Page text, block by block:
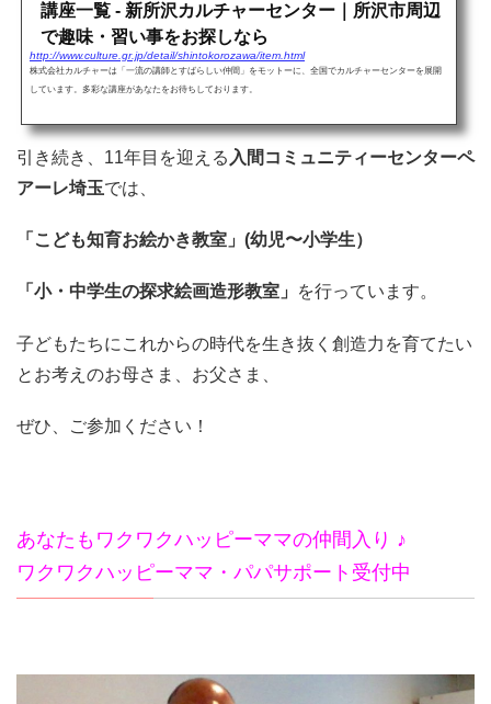
講座一覧 - 新所沢カルチャーセンター｜所沢市周辺
で趣味・習い事をお探しなら
http://www.culture.gr.jp/detail/shintokorozawa/item.html
株式会社カルチャーは「一流の講師とすばらしい仲間」をモットーに、全国でカルチャーセンターを展開
しています。多彩な講座があなたをお待ちしております。
引き続き、11年目を迎える 入間コミュニティーセンターペ
アーレ埼玉では、
「こども知育お絵かき教室」(幼児〜小学生）
「小・中学生の探求絵画造形教室」 を行っています。
子どもたちにこれからの時代を生き抜く創造力を育てたい
とお考えのお母さま、お父さま、
ぜひ、ご参加ください！
あなたもワクワクハッピーママの仲間入り ♪
ワクワクハッピーママ・パパサポート受付中